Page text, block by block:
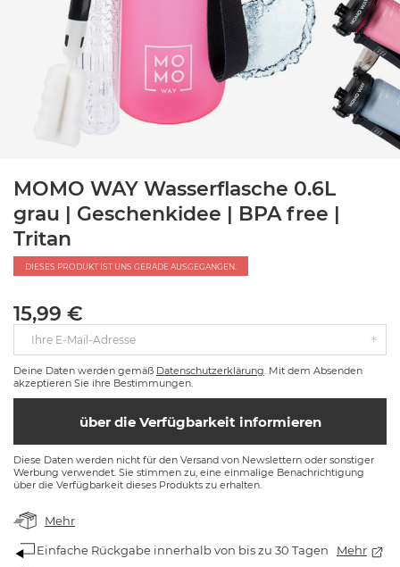
MOMO WAY Wasserflasche 0.6L
grau | Geschenkidee | BPA free |
Tritan
DIESES PRODUKT IST UNS GERADE AUSGEGANGEN.
15,99 €
Ihre E-Mail-Adresse
Deine Daten werden gemäß Datenschutzerklärung. Mit dem Absenden
akzeptieren Sie ihre Bestimmungen.
über die Verfügbarkeit informieren
Diese Daten werden nicht für den Versand von Newslettern oder sonstiger
Werbung verwendet. Sie stimmen zu, eine einmalige Benachrichtigung
über die Verfügbarkeit dieses Produkts zu erhalten.
Mehr
Einfache Rückgabe innerhalb von bis zu 30 Tagen Mehr